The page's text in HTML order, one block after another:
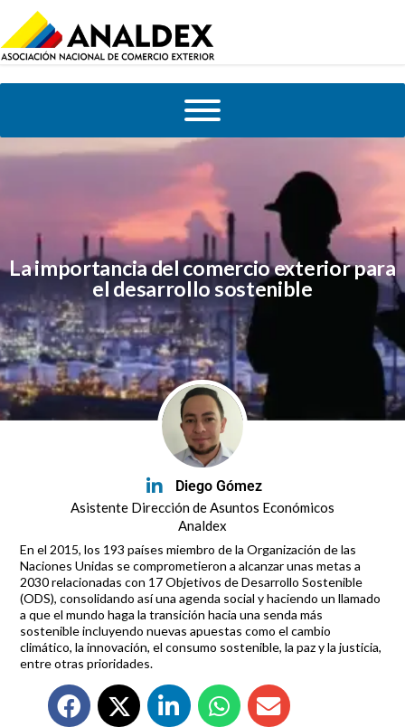
La importancia del comercio exterior para
el desarrollo sostenible
Diego Gómez
Asistente Dirección de Asuntos Económicos
Analdex
En el 2015, los 193 países miembro de la Organización de las
Naciones Unidas se comprometieron a alcanzar unas metas a
2030 relacionadas con 17 Objetivos de Desarrollo Sostenible
(ODS), consolidando así una agenda social y haciendo un llamado
a que el mundo haga la transición hacia una senda más
sostenible incluyendo nuevas apuestas como el cambio
climático, la innovación, el consumo sostenible, la paz y la justicia,
entre otras prioridades.